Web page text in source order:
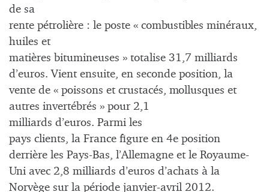
de sa
rente pétrolière : le poste « combustibles minéraux,
huiles et
matières bitumineuses » totalise 31,7 milliards
d’euros. Vient ensuite, en seconde position, la
vente de « poissons et crustacés, mollusques et
autres invertébrés » pour 2,1
milliards d’euros. Parmi les
pays clients, la France figure en 4e position
derrière les Pays-Bas, l’Allemagne et le Royaume-
Uni avec 2,8 milliards d’euros d’achats à la
Norvège sur la période janvier-avril 2012.